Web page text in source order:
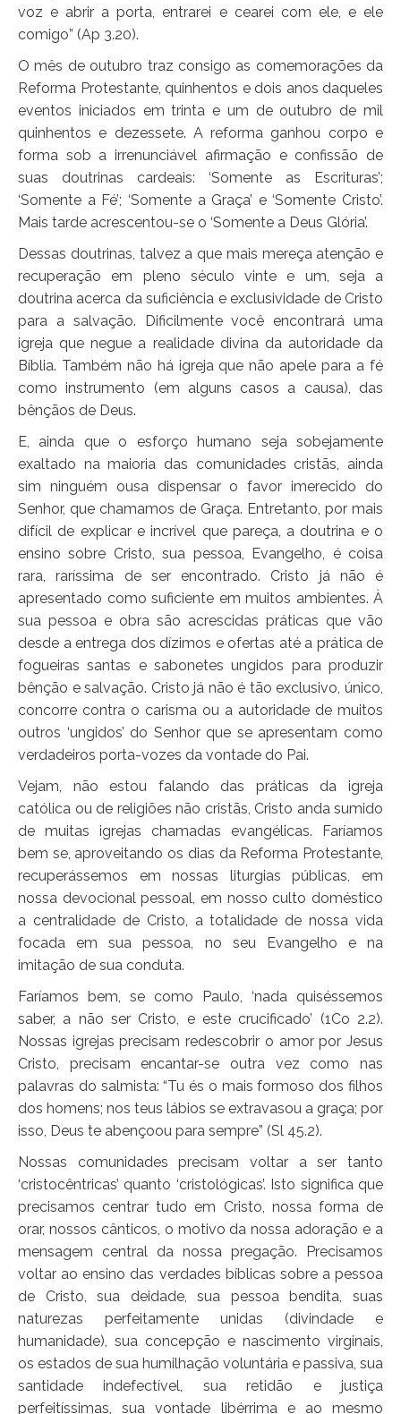
voz e abrir a porta, entrarei e cearei com ele, e ele
comigo” (Ap 3.20).
O mês de outubro traz consigo as comemorações da
Reforma Protestante, quinhentos e dois anos daqueles
eventos iniciados em trinta e um de outubro de mil
quinhentos e dezessete. A reforma ganhou corpo e
forma sob a irrenunciável afirmação e confissão de
suas doutrinas cardeais: ‘Somente as Escrituras’;
‘Somente a Fé’; ‘Somente a Graça’ e ‘Somente Cristo’.
Mais tarde acrescentou-se o ‘Somente a Deus Glória’.
Dessas doutrinas, talvez a que mais mereça atenção e
recuperação em pleno século vinte e um, seja a
doutrina acerca da suficiência e exclusividade de Cristo
para a salvação. Dificilmente você encontrará uma
igreja que negue a realidade divina da autoridade da
Bíblia. Também não há igreja que não apele para a fé
como instrumento (em alguns casos a causa), das
bênçãos de Deus.
E, ainda que o esforço humano seja sobejamente
exaltado na maioria das comunidades cristãs, ainda
sim ninguém ousa dispensar o favor imerecido do
Senhor, que chamamos de Graça. Entretanto, por mais
difícil de explicar e incrível que pareça, a doutrina e o
ensino sobre Cristo, sua pessoa, Evangelho, é coisa
rara, raríssima de ser encontrado. Cristo já não é
apresentado como suficiente em muitos ambientes. À
sua pessoa e obra são acrescidas práticas que vão
desde a entrega dos dízimos e ofertas até a prática de
fogueiras santas e sabonetes ungidos para produzir
bênção e salvação. Cristo já não é tão exclusivo, único,
concorre contra o carisma ou a autoridade de muitos
outros ‘ungidos’ do Senhor que se apresentam como
verdadeiros porta-vozes da vontade do Pai.
Vejam, não estou falando das práticas da igreja
católica ou de religiões não cristãs, Cristo anda sumido
de muitas igrejas chamadas evangélicas. Faríamos
bem se, aproveitando os dias da Reforma Protestante,
recuperássemos em nossas liturgias públicas, em
nossa devocional pessoal, em nosso culto doméstico
a centralidade de Cristo, a totalidade de nossa vida
focada em sua pessoa, no seu Evangelho e na
imitação de sua conduta.
Faríamos bem, se como Paulo, ‘nada quiséssemos
saber, a não ser Cristo, e este crucificado’ (1Co 2.2).
Nossas igrejas precisam redescobrir o amor por Jesus
Cristo, precisam encantar-se outra vez como nas
palavras do salmista: “Tu és o mais formoso dos filhos
dos homens; nos teus lábios se extravasou a graça; por
isso, Deus te abençoou para sempre” (Sl 45.2).
Nossas comunidades precisam voltar a ser tanto
‘cristocêntricas’ quanto ‘cristológicas’. Isto significa que
precisamos centrar tudo em Cristo, nossa forma de
orar, nossos cânticos, o motivo da nossa adoração e a
mensagem central da nossa pregação. Precisamos
voltar ao ensino das verdades bíblicas sobre a pessoa
de Cristo, sua deidade, sua pessoa bendita, suas
naturezas perfeitamente unidas (divindade e
humanidade), sua concepção e nascimento virginais,
os estados de sua humilhação voluntária e passiva, sua
santidade indefectível, sua retidão e justiça
perfeitíssimas, sua vontade libérrima e ao mesmo